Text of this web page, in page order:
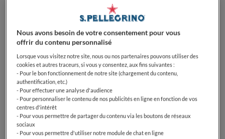
Nous avons besoin de votre consentement pour vous
offrir du contenu personnalisé
Lorsque vous visitez notre site, nous ou nos partenaires pouvons utiliser des
cookies et autres traceurs, si vous y consentez, aux fins suivantes :
- Pour le bon fonctionnement de notre site (chargement du contenu,
authentification, etc.)
- Pour effectuer une analyse d'audience
- Pour personnaliser le contenu de nos publicités en ligne en fonction de vos
centres d'intérêt
- Pour vous permettre de partager du contenu via les boutons de réseaux
sociaux
- Pour vous permettre d'utiliser notre module de chat en ligne